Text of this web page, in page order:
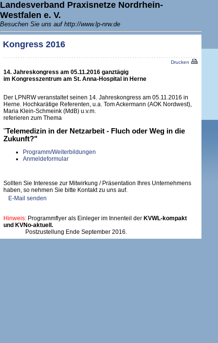
Landesverband Praxisnetze Nordrhein-
Westfalen e. V.
Besuchen Sie uns auf http://www.lp-nrw.de
Kongress 2016
Drucken
14. Jahreskongress am 05.11.2016 ganztägig
im Kongresszentrum am St. Anna-Hospital in Herne
Der LPNRW veranstaltet seinen 14. Jahreskongress am 05.11.2016 in
Herne. Hochkarätige Referenten, u.a. Tom Ackermann (AOK Nordwest),
Maria Klein-Schmeink (MdB) u.v.m.
referieren zum Thema
"Telemedizin in der Netzarbeit - Fluch oder Weg in die
Zukunft?"
Programm/Weiterbildungen
Anmeldeformular
Sollten Sie Interesse zur Mitwirkung / Präsentation Ihres Unternehmens
haben, so nehmen Sie bitte Kontakt zu uns auf.
E-Mail senden
Hinweis: Programmflyer als Einleger im Innenteil der KVWL-kompakt
und KVNo-aktuell.
Postzustellung Ende September 2016.